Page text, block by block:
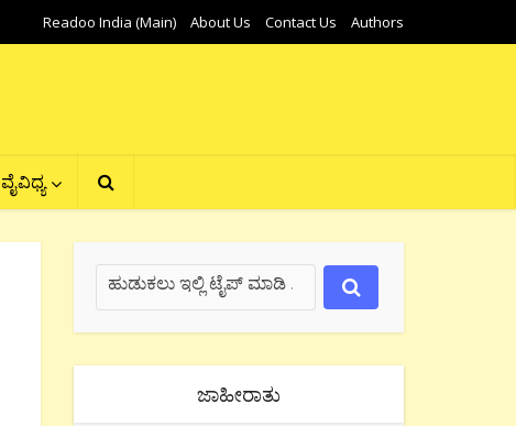
Readoo India (Main) About Us Contact Us Authors
ವೈವಿಧ್ಯ
ಜಾಹೀರಾತು